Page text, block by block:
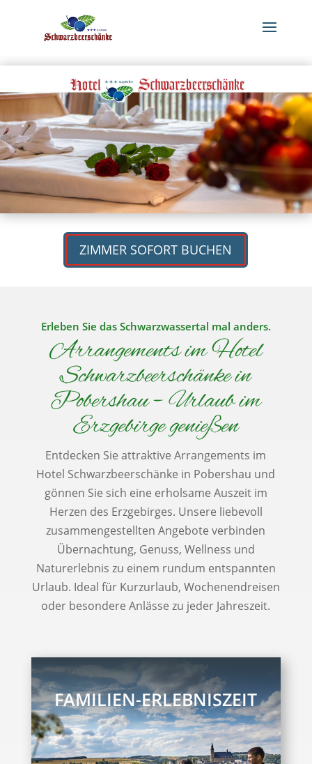
ZIMMER SOFORT BUCHEN
Erleben Sie das Schwarzwassertal mal anders.
Arrangements im Hotel
Schwarzbeerschänke in
Pobershau – Urlaub im
Erzgebirge genießen
Entdecken Sie attraktive Arrangements im
Hotel Schwarzbeerschänke in Pobershau und
gönnen Sie sich eine erholsame Auszeit im
Herzen des Erzgebirges. Unsere liebevoll
zusammengestellten Angebote verbinden
Übernachtung, Genuss, Wellness und
Naturerlebnis zu einem rundum entspannten
Urlaub. Ideal für Kurzurlaub, Wochenendreisen
oder besondere Anlässe zu jeder Jahreszeit.
FAMILIEN-ERLEBNISZEIT